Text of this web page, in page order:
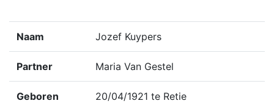
Naam Jozef Kuypers
Partner Maria Van Gestel
Geboren 20/04/1921 te Retie